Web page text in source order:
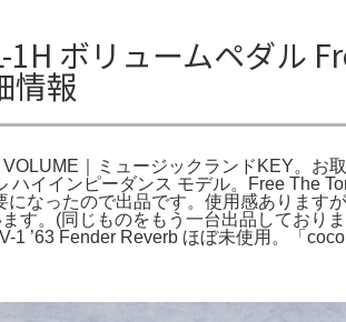
1H ボリュームペダル
情報
｜ミュージックランドKEY。
ハイインピーダンス モデル。Free The
になったので出品です。使用感ありま
す。(同じものをもう一台出品しており
1 ’63 Fender Reverb ほぼ未使用。「